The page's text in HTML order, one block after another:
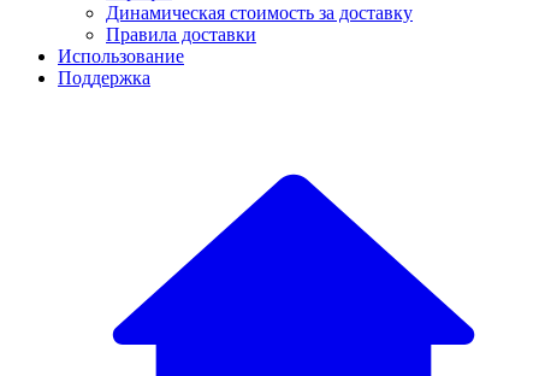
Динамическая стоимость за доставку
Правила доставки
Использование
Поддержка